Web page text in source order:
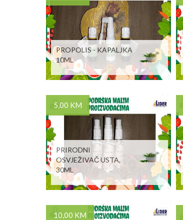
PROPOLIS - KAPALJKA
10ML
5,00 KM
PRIRODNI
OSVJEŽIVAČ USTA,
30ML
10,00 KM